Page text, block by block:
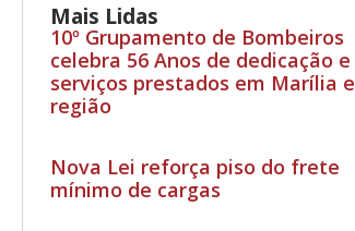
Mais Lidas
10º Grupamento de Bombeiros
celebra 56 Anos de dedicação e
serviços prestados em Marília e
região
Nova Lei reforça piso do frete
mínimo de cargas